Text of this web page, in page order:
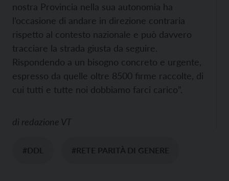
nostra Provincia nella sua autonomia ha
l’occasione di andare in direzione contraria
rispetto al contesto nazionale e può davvero
tracciare la strada giusta da seguire.
Rispondendo a un bisogno concreto e urgente,
espresso da quelle oltre 8500 firme raccolte, di
cui tutti e tutte noi dobbiamo farci carico”.
di redazione VT
#DDL #RETE PARITÀ DI GENERE